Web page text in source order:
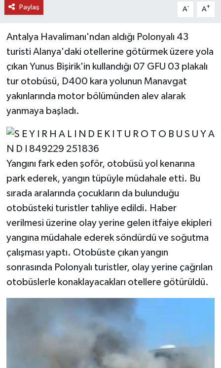
Paylaş A- A+
Antalya Havalimanı'ndan aldığı Polonyalı 43
turisti Alanya'daki otellerine götürmek üzere yola
çıkan Yunus Bişirik'in kullandığı 07 GFU 03 plakalı
tur otobüsü, D400 kara yolunun Manavgat
yakınlarında motor bölümünden alev alarak
yanmaya başladı.
Yangını fark eden şoför, otobüsü yol kenarına
park ederek, yangın tüpüyle müdahale etti. Bu
sırada aralarında çocukların da bulunduğu
otobüsteki turistler tahliye edildi. Haber
verilmesi üzerine olay yerine gelen itfaiye ekipleri
yangına müdahale ederek söndürdü ve soğutma
çalışması yaptı. Otobüste çıkan yangın
sonrasında Polonyalı turistler, olay yerine çağrılan
otobüslerle konaklayacakları otellere götürüldü.
MAGAZİN